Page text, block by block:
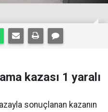
kazası 1 yaralı
sonuçlanan kazanın